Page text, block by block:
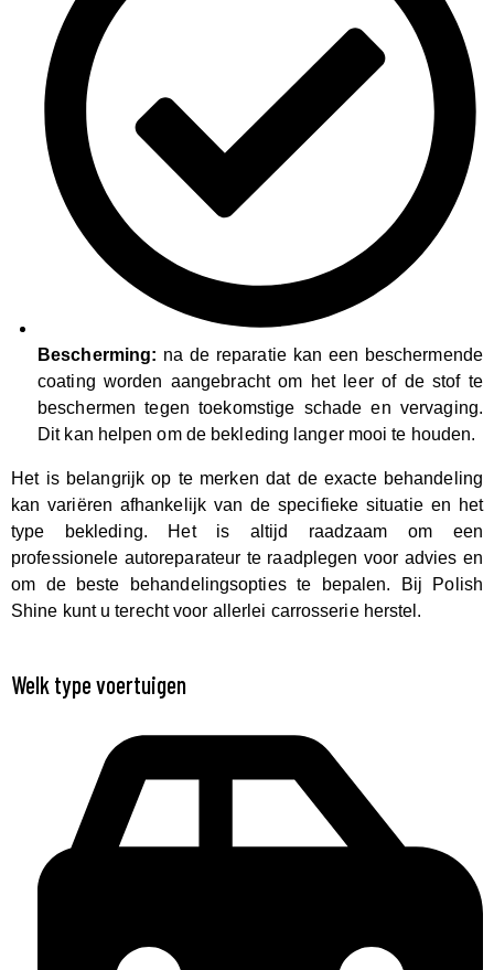
Bescherming: na de reparatie kan een beschermende
coating worden aangebracht om het leer of de stof te
beschermen tegen toekomstige schade en vervaging.
Dit kan helpen om de bekleding langer mooi te houden.
Het is belangrijk op te merken dat de exacte behandeling
kan variëren afhankelijk van de specifieke situatie en het
type bekleding. Het is altijd raadzaam om een
professionele autoreparateur te raadplegen voor advies en
om de beste behandelingsopties te bepalen. Bij Polish
Shine kunt u terecht voor allerlei carrosserie herstel.
Welk type voertuigen